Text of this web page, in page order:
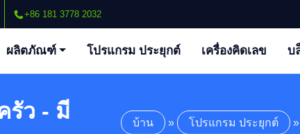
+86 181 3778 2032
ผลิตภัณฑ์ โปรแกรม ประยุกต์ เครื่องคิดเลข บ
รัว - มี
บ้าน » โปรแกรม ประยุกต์ »